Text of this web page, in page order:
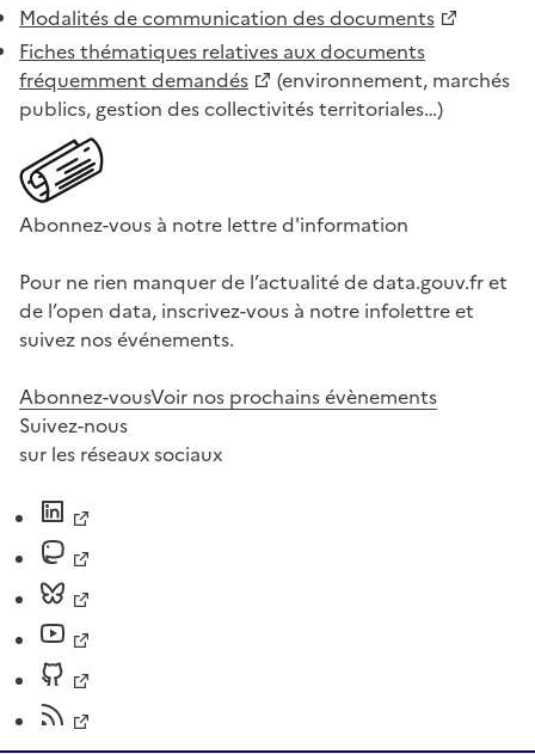
Modalités de communication des documents
Fiches thématiques relatives aux documents
fréquemment demandés
(environnement, marchés
publics, gestion des collectivités territoriales…)
Abonnez-vous à notre lettre d'information
Pour ne rien manquer de l’actualité de data.gouv.fr et
de l’open data, inscrivez-vous à notre infolettre et
suivez nos événements.
Abonnez-vousVoir nos prochains évènements
Suivez-nous
sur les réseaux sociaux